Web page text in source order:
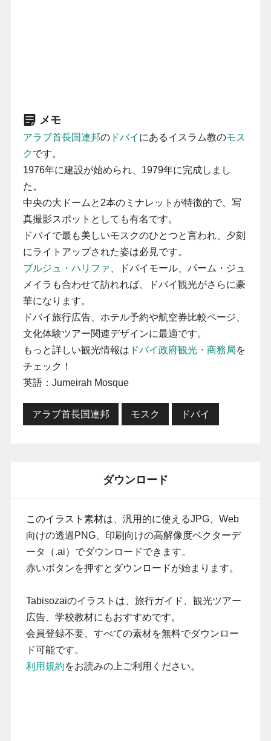
メモ
アラブ首長国連邦のドバイ にあるイスラム教のモス
クです。
1976年に建設が始められ、1979年に完成しまし
た。
中央の大ドームと2本のミナレットが特徴的で、写
真撮影スポットとしても有名です。
ドバイで最も美しいモスクのひとつと言われ、夕刻
にライトアップされた姿は必見です。
ブルジュ・ハリファ 、ドバイモール、パーム・ジュ
メイラも合わせて訪れれば、ドバイ観光がさらに豪
華になります。
ドバイ旅行広告、ホテル予約や航空券比較ページ、
文化体験ツアー関連デザインに最適です。
もっと詳しい観光情報は ドバイ政府観光・商務局を
チェック！
英語：Jumeirah Mosque
アラブ首長国連邦 モスク ドバイ
ダウンロード
このイラスト素材は、汎用的に使えるJPG、Web
向けの透過PNG、印刷向けの高解像度ベクターデ
ータ（.ai）でダウンロードできます。
赤いボタンを押すとダウンロードが始まります。
Tabisozaiのイラストは、旅行ガイド、観光ツアー
広告、学校教材にもおすすめです。
会員登録不要、すべての素材を無料でダウンロー
ド可能です。
利用規約をお読みの上ご利用ください。